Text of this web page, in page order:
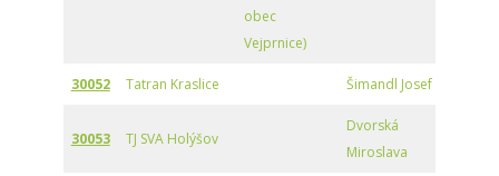
obec
Vejprnice)
30052 Tatran Kraslice Šimandl Josef
30053 TJ SVA Holýšov
Dvorská
Miroslava